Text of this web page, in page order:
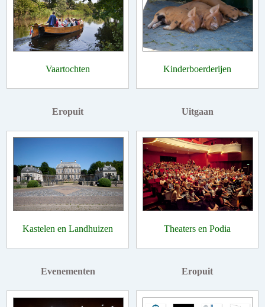
Vaartochten Kinderboerderijen
Eropuit
Kastelen en Landhuizen
Uitgaan
Theaters en Podia
Evenementen Eropuit